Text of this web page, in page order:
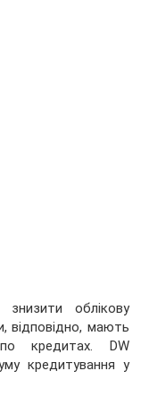
облікову
відповідно, мають
по кредитах. DW
кредитування у